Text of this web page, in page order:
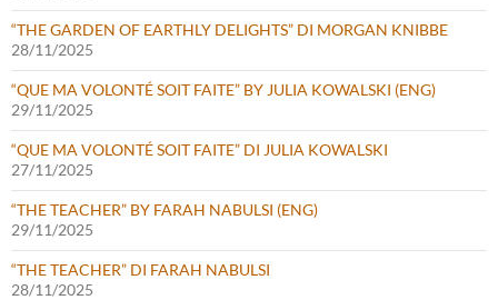
“THE GARDEN OF EARTHLY DELIGHTS” DI MORGAN KNIBBE
28/11/2025
“QUE MA VOLONTÉ SOIT FAITE” BY JULIA KOWALSKI (ENG)
29/11/2025
“QUE MA VOLONTÉ SOIT FAITE” DI JULIA KOWALSKI
27/11/2025
“THE TEACHER” BY FARAH NABULSI (ENG)
29/11/2025
“THE TEACHER” DI FARAH NABULSI
28/11/2025